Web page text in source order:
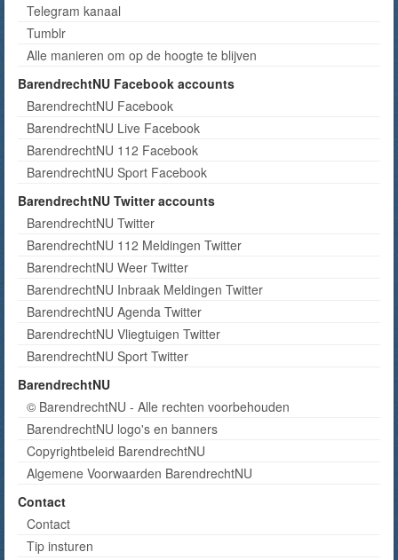
Telegram kanaal
Tumblr
Alle manieren om op de hoogte te blijven
BarendrechtNU Facebook accounts
BarendrechtNU Facebook
BarendrechtNU Live Facebook
BarendrechtNU 112 Facebook
BarendrechtNU Sport Facebook
BarendrechtNU Twitter accounts
BarendrechtNU Twitter
BarendrechtNU 112 Meldingen Twitter
BarendrechtNU Weer Twitter
BarendrechtNU Inbraak Meldingen Twitter
BarendrechtNU Agenda Twitter
BarendrechtNU Vliegtuigen Twitter
BarendrechtNU Sport Twitter
BarendrechtNU
© BarendrechtNU - Alle rechten voorbehouden
BarendrechtNU logo's en banners
Copyrightbeleid BarendrechtNU
Algemene Voorwaarden BarendrechtNU
Contact
Contact
Tip insturen